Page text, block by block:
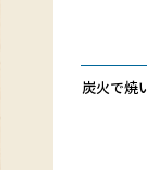
炭火で焼